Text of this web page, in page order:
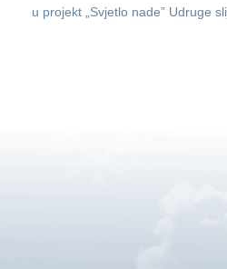
u projekt „Svjetlo nade” Udruge